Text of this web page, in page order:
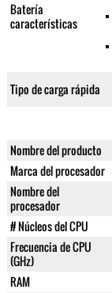
Batería
características
Tipo de carga rápida
Nombre del producto
Marca del procesador
Nombre del
procesador
# Núcleos del CPU
Frecuencia de CPU
(GHz)
RAM